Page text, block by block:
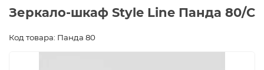
Зеркало-шкаф Style Line Панда 80/С
Код товара: Панда 80